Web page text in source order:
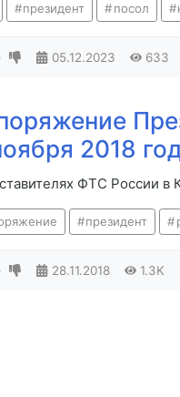
президент посол
05.12.2023 633
2018
ФТС России в
президент
28.11.2018 1.3K